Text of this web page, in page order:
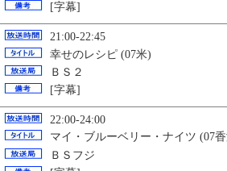
[字幕]
21:00-22:45
幸せのレシピ (07米)
ＢＳ２
[字幕]
22:00-24:00
マイ・ブルーベリー・ナイツ (07
ＢＳフジ